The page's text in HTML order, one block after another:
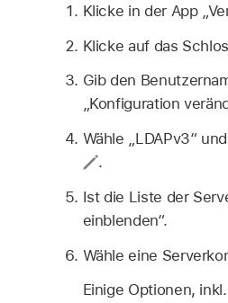
Klicke in der App
Klicke auf das
Gib den
„Konfiguration
Wähle „LDAPv3“
.
Ist die Liste der
einblenden“.
Wähle eine
Einige Optionen,